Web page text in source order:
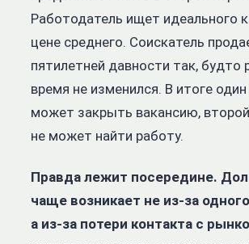
Работодатель ищет идеального
цене среднего. Соискатель
пятилетней давности так, будто
время не изменился. В итоге
может закрыть вакансию,
не может найти работу.
Правда лежит посередине.
чаще возникает не из-за
а из-за потери контакта с